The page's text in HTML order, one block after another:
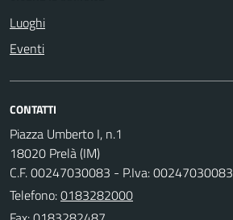
Luoghi
Eventi
CONTATTI
Piazza Umberto I, n.1
18020 Prelà (IM)
C.F. 00247030083 - P.Iva: 00247030083
Telefono:0183282000